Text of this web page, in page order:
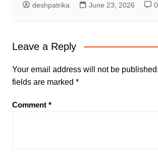
deshpatrika June 23, 2026 0
Leave a Reply
Your email address will not be published.
fields are marked *
Comment *